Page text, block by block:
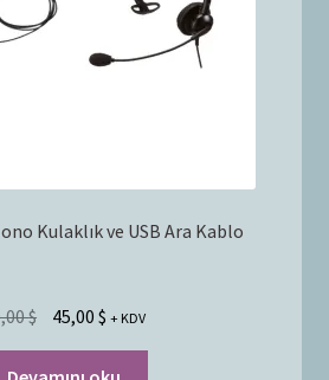
Kulaklık ve USB Ara Kablo
$ 45,00 $ + KDV